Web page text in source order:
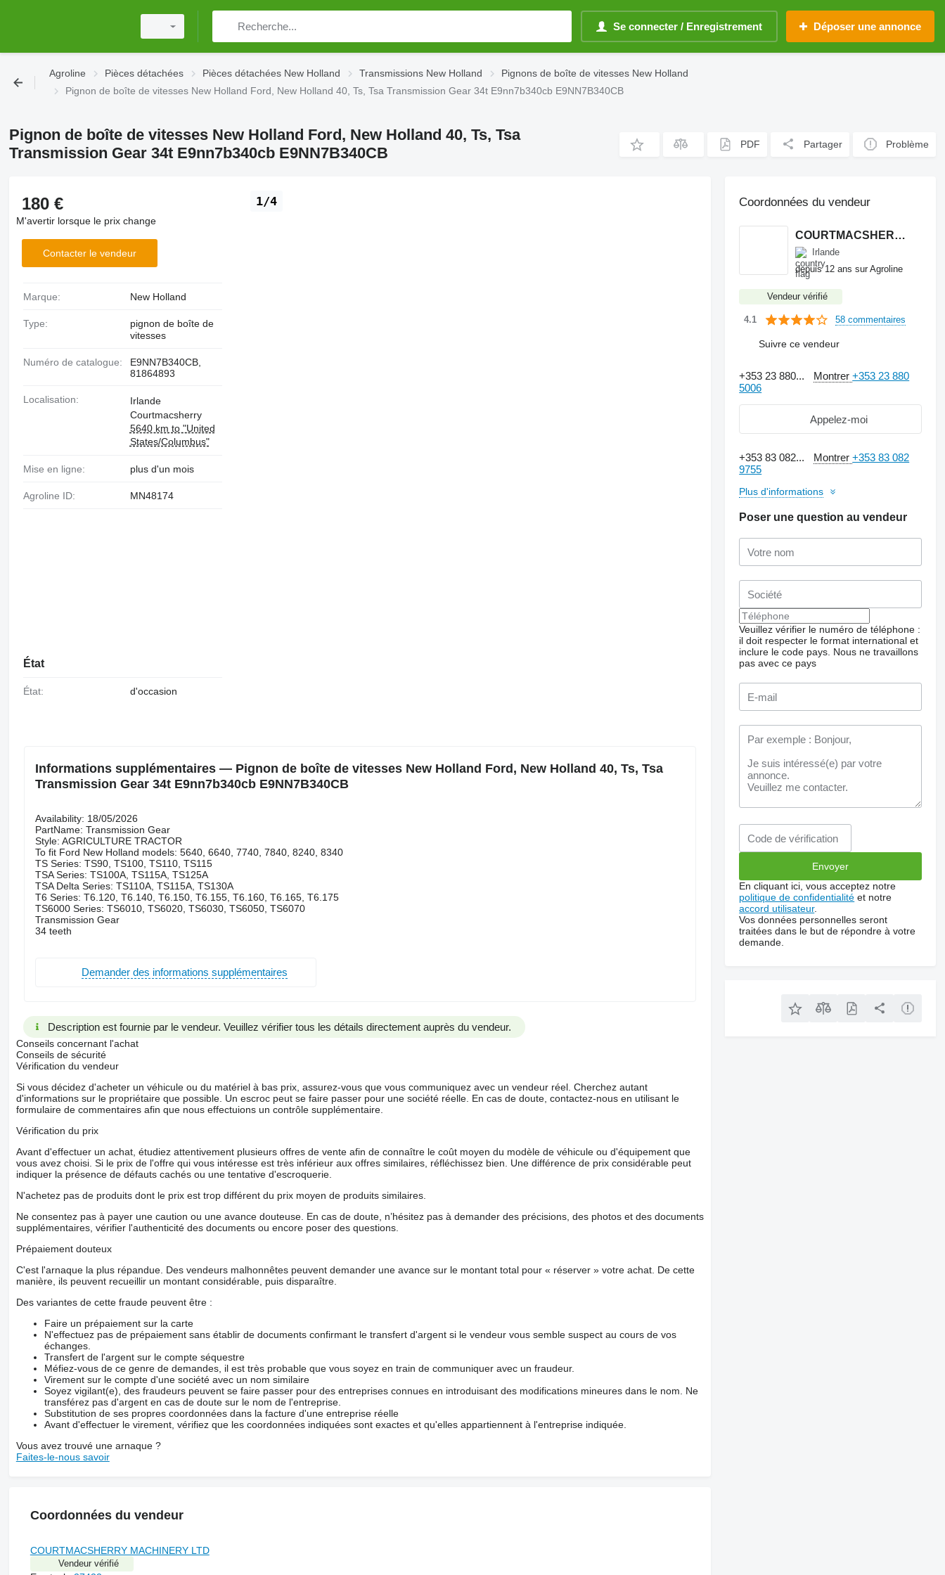
Se connecter / Enregistrement Déposer une annonce
Agroline Pièces détachées Pièces détachées New Holland Transmissions New Holland
Pignons de boîte de vitesses New Holland
Pignon de boîte de vitesses New Holland Ford, New Holland 40, Ts, Tsa Transmission Gear 34t E9nn7b340cb E9NN7B340CB
Pignon de boîte de vitesses New Holland Ford, New Holland 40, Ts, Tsa
Transmission Gear 34t E9nn7b340cb E9NN7B340CB
PDF Partager Problème
Demander plus de
photos
1/4
180 €
M'avertir lorsque le prix change
Contacter le vendeur
Marque: New Holland
Type:
pignon de boîte de
vitesses
Numéro de catalogue:
E9NN7B340CB,
81864893
Localisation:
Irlande
Courtmacsherry
5640 km to "United
States/Columbus"
Mise en ligne: plus d'un mois
Agroline ID: MN48174
État
État: d'occasion
Informations supplémentaires — Pignon de boîte de vitesses New Holland Ford, New Holland 40, Ts, Tsa
Transmission Gear 34t E9nn7b340cb E9NN7B340CB
Availability: 18/05/2026
PartName: Transmission Gear
Style: AGRICULTURE TRACTOR
To fit Ford New Holland models: 5640, 6640, 7740, 7840, 8240, 8340
TS Series: TS90, TS100, TS110, TS115
TSA Series: TS100A, TS115A, TS125A
TSA Delta Series: TS110A, TS115A, TS130A
T6 Series: T6.120, T6.140, T6.150, T6.155, T6.160, T6.165, T6.175
TS6000 Series: TS6010, TS6020, TS6030, TS6050, TS6070
Transmission Gear
34 teeth
Demander des informations supplémentaires
Description est fournie par le vendeur. Veuillez vérifier tous les détails directement auprès du vendeur.
Conseils concernant l'achat
Conseils de sécurité
Vérification du vendeur
Si vous décidez d'acheter un véhicule ou du matériel à bas prix, assurez-vous que vous communiquez avec un vendeur réel. Cherchez autant
d'informations sur le propriétaire que possible. Un escroc peut se faire passer pour une société réelle. En cas de doute, contactez-nous en utilisant le
formulaire de commentaires afin que nous effectuions un contrôle supplémentaire.
Vérification du prix
Avant d'effectuer un achat, étudiez attentivement plusieurs offres de vente afin de connaître le coût moyen du modèle de véhicule ou d'équipement que
vous avez choisi. Si le prix de l'offre qui vous intéresse est très inférieur aux offres similaires, réfléchissez bien. Une différence de prix considérable peut
indiquer la présence de défauts cachés ou une tentative d'escroquerie.
N'achetez pas de produits dont le prix est trop différent du prix moyen de produits similaires.
Ne consentez pas à payer une caution ou une avance douteuse. En cas de doute, n’hésitez pas à demander des précisions, des photos et des documents
supplémentaires, vérifier l'authenticité des documents ou encore poser des questions.
Prépaiement douteux
C'est l'arnaque la plus répandue. Des vendeurs malhonnêtes peuvent demander une avance sur le montant total pour « réserver » votre achat. De cette
manière, ils peuvent recueillir un montant considérable, puis disparaître.
Des variantes de cette fraude peuvent être :
Faire un prépaiement sur la carte
N'effectuez pas de prépaiement sans établir de documents confirmant le transfert d'argent si le vendeur vous semble suspect au cours de vos
échanges.
Transfert de l'argent sur le compte séquestre
Méfiez-vous de ce genre de demandes, il est très probable que vous soyez en train de communiquer avec un fraudeur.
Virement sur le compte d'une société avec un nom similaire
Soyez vigilant(e), des fraudeurs peuvent se faire passer pour des entreprises connues en introduisant des modifications mineures dans le nom. Ne
transférez pas d'argent en cas de doute sur le nom de l'entreprise.
Substitution de ses propres coordonnées dans la facture d'une entreprise réelle
Avant d'effectuer le virement, vérifiez que les coordonnées indiquées sont exactes et qu'elles appartiennent à l'entreprise indiquée.
Vous avez trouvé une arnaque ?
Faites-le-nous savoir
Coordonnées du vendeur
COURTMACSHERRY MACHINERY LTD
Vendeur vérifié
Coordonnées du vendeur
COURTMACSHERRY MACHINERY LTD
Irlande
depuis 12 ans sur Agroline
Vendeur vérifié
4.1 58 commentaires
Suivre ce vendeur
+353 23 880... Montrer+353 23 880
5006
Appelez-moi
+353 83 082... Montrer+353 83 082
9755
Plus d'informations
Poser une question au vendeur
Veuillez vérifier le numéro de téléphone :
il doit respecter le format international et
inclure le code pays. Nous ne travaillons
pas avec ce pays
En cliquant ici, vous acceptez notre
politique de confidentialité et notre
accord utilisateur.
Vos données personnelles seront
traitées dans le but de répondre à votre
demande.